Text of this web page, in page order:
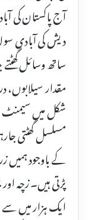
آج پاکستان کی
دیش کی آبادی
ساتھ وسائل
مقدار سیلابوں،
شکل میں
مسلسل گھٹتی
کے باوجود
پڑتی ہیں۔ زچہ